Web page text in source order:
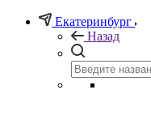
Екатеринбург
Назад